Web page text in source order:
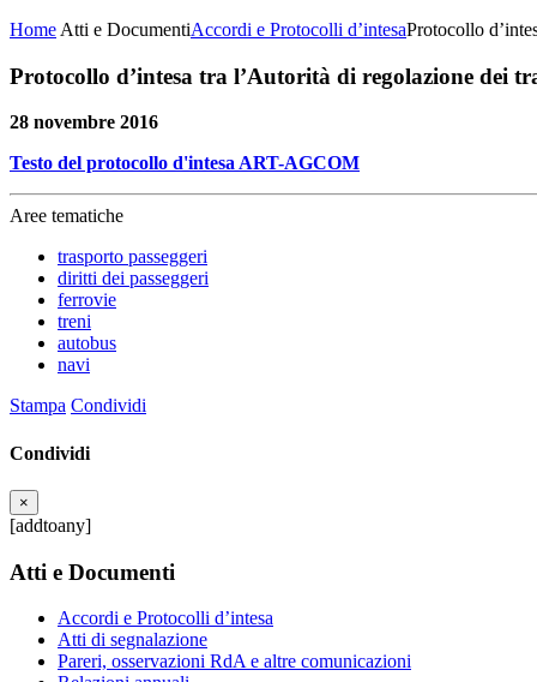
Home Atti e DocumentiAccordi e Protocolli d’intesaProtocollo
Protocollo d’intesa tra l’Autorità di regolazione dei
28 novembre 2016
Testo del protocollo d'intesa ART-AGCOM
Aree tematiche
trasporto passeggeri
diritti dei passeggeri
ferrovie
treni
autobus
navi
Stampa Condividi
Condividi
×
[addtoany]
Atti e Documenti
Accordi e Protocolli d’intesa
Atti di segnalazione
Pareri, osservazioni RdA e altre comunicazioni